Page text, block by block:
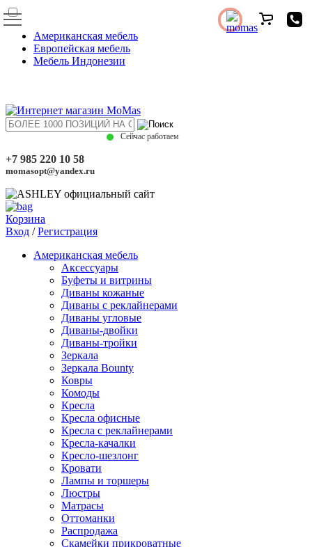
Американская мебель
Европейская мебель
Мебель Индонезии
Сейчас работаем
+7 985 220 10 58
momasopt@yandex.ru
Корзина
Вход /Регистрация
Американская мебель
Аксессуары
Буфеты и витрины
Диваны кожаные
Диваны с реклайнерами
Диваны угловые
Диваны-двойки
Диваны-тройки
Зеркала
Зеркала Bounty
Ковры
Комоды
Кресла
Кресла офисные
Кресла с реклайнерами
Кресла-качалки
Кресло-шезлонг
Кровати
Лампы и торшеры
Люстры
Матрасы
Оттоманки
Распродажа
Скамейки прикроватные